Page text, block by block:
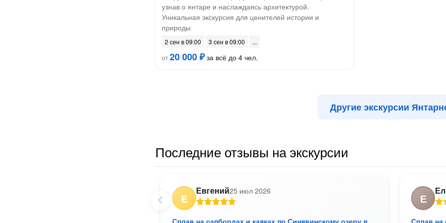
узнав о янтаре и наслаждаясь архитектурой.
Уникальная экскурсия для ценителей истории и
природы
2 сен в 09:00
3 сен в 09:00
от20 000 ₽за всё до 4 чел.
Другие экскурсии
Последние отзывы на экскурсии
Е
Евгений25 июл 2026
Сплав на сапбордах и каяках по Синявинскому озеру в
Е
Сплав на